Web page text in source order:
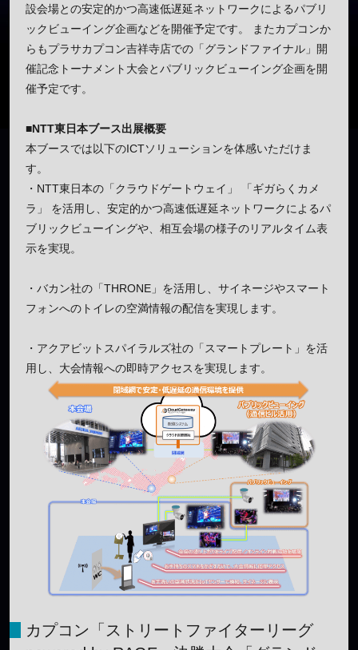
設会場との安定的かつ高速低遅延ネットワークによるパブリ
ックビューイング企画などを開催予定です。 またカプコンか
らもプラサカプコン吉祥寺店での「グランドファイナル」開
催記念トーナメント大会とパブリックビューイング企画を開
催予定です。
■NTT東日本ブース出展概要
本ブースでは以下のICTソリューションを体感いただけま
す。
・NTT東日本の「クラウドゲートウェイ」 「ギガらくカメ
ラ」 を活用し、安定的かつ高速低遅延ネットワークによるパ
ブリックビューイングや、相互会場の様子のリアルタイム表
示を実現。
・バカン社の「THRONE」を活用し、サイネージやスマート
フォンへのトイレの空満情報の配信を実現します。
・アクアビットスパイラルズ社の「スマートプレート」を活
用し、大会情報への即時アクセスを実現します。
カプコン「ストリートファイターリーグ